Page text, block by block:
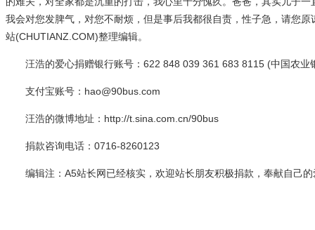
我会对您发脾气，对您不耐烦，但是事后我都很自责，性子急，请您
站(CHUTIANZ.COM)整理编辑。
汪浩的爱心捐赠银行账号：622 848 039 361 683 8115 (中国农业
支付宝账号：hao@90bus.com
汪浩的微博地址：http://t.sina.com.cn/90bus
捐款咨询电话：0716-8260123
编辑注：A5站长网已经核实，欢迎站长朋友积极捐款，奉献自己的